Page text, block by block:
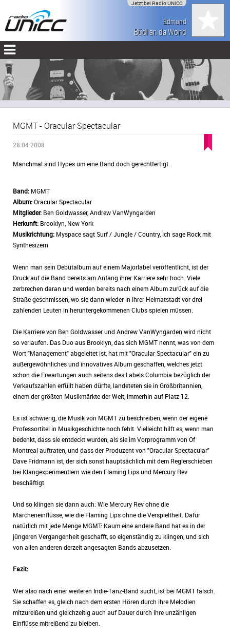
Jetzt bei Radio UNiCC
Edmund
Büdl an da Wond
MGMT - Oracular Spectacular
28.04.2008
Manchmal sind Hypes um eine Band doch gerechtfertigt.
Band: MGMT
Album:Oracular Spectacular
Mitglieder: Ben Goldwasser, Andrew VanWyngarden
Herkunft: Brooklyn, New York
Musikrichtung: Myspace sagt Surf / Jungle / Country, ich sage Rock mit
Synthesizern
Wenn man sein Debütalbum auf einem Majorlabel veröffentlicht, ist der
Druck auf die Band bereits am Anfang ihrer Karriere sehr hoch. Viele
zerbrechen daran und werden bereits nach einem Album zurück auf die
Straße geschmissen, wo sie dann wieder in ihrer Heimatstadt vor drei
zahlenden Leuten in heruntergekommenen Clubs spielen müssen.
Die Karriere von Ben Goldwasser und Andrew VanWyngarden wird nicht
so verlaufen. Das Duo aus Brooklyn, das sich MGMT nennt, was von dem
Wort "Management" abgeleitet ist, hat mit "Oracular Spectacular" ein zu
außergewöhnliches und innovatives Album geschaffen, welches jetzt
schon die Erwartungen auch seitens des Labels Columbia bezüglich der
Verkaufszahlen erfüllt haben dürfte, landeteten sie in Großbritannien,
einem der größten Musikmärkte der Welt, immerhin auf Platz 12.
Es ist schwierig, die Musik von MGMT zu beschreiben, wenn der eigene
Professortitel in Musikgeschichte noch fehlt. Vielleicht hilft es, wenn man
bedenkt, dass sie entdeckt wurden, als sie im Vorprogramm von Of
Montreal auftraten, und dass der Produzent von "Oracular Spectacular"
Dave Fridmann ist, der sich sonst hauptsächlich mit dem Reglerschieben
bei Klangexperimentlern wie den Flaming Lips und Mercury Rev
beschäftigt.
Und so klingen sie dann auch: Wie Mercury Rev ohne die
Märcheneinflüsse, wie die Flaming Lips ohne die Verspieltheit. Dafür
natürlich mit jede Menge MGMT: Kaum eine andere Band hat es in der
jüngeren Vergangenheit geschafft, so eigenständig zu klingen, und sich
von allen anderen derzeit angesagten Bands abzusetzen.
Fazit:
Wer also nach einer weiteren Indie-Tanz-Band sucht, ist bei MGMT falsch.
Sie schaffen es, gleich nach dem ersten Hören durch ihre Melodien
mitzureißen und gleichzeitig auch auf Dauer durch ihre unzähligen
Einflüsse mitreißend zu bleiben.